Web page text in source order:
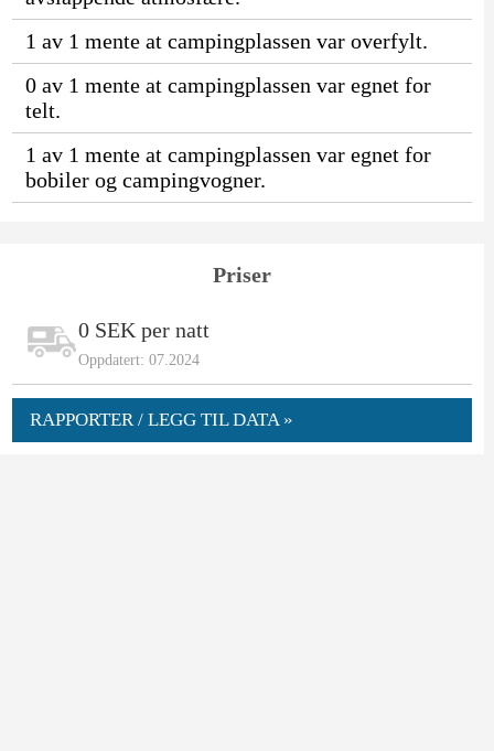
1 av 1 mente at campingplassen var overfylt.
0 av 1 mente at campingplassen var egnet for
telt.
1 av 1 mente at campingplassen var egnet for
bobiler og campingvogner.
Priser
0 SEK per natt
Oppdatert: 07.2024
RAPPORTER / LEGG TIL DATA »